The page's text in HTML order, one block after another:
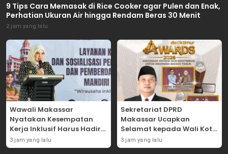
9 Tips Cara Memasak di Rice Cooker agar Pulen dan Enak,
Perhatian Ukuran Air hingga Rendam Beras 30 Menit
2 jam yang lalu
Wawali Makassar
Nyatakan Kesempatan
Kerja Inklusif Harus Hadir
untuk Semua, Termasuk
Penyandang Disabilitas
3 jam yang lalu
Sekretariat DPRD
Makassar Ucapkan
Selamat kepada Wali Kota
atas Raihan Penghargaan
Detiktimur Awards 2026
3 jam yang lalu